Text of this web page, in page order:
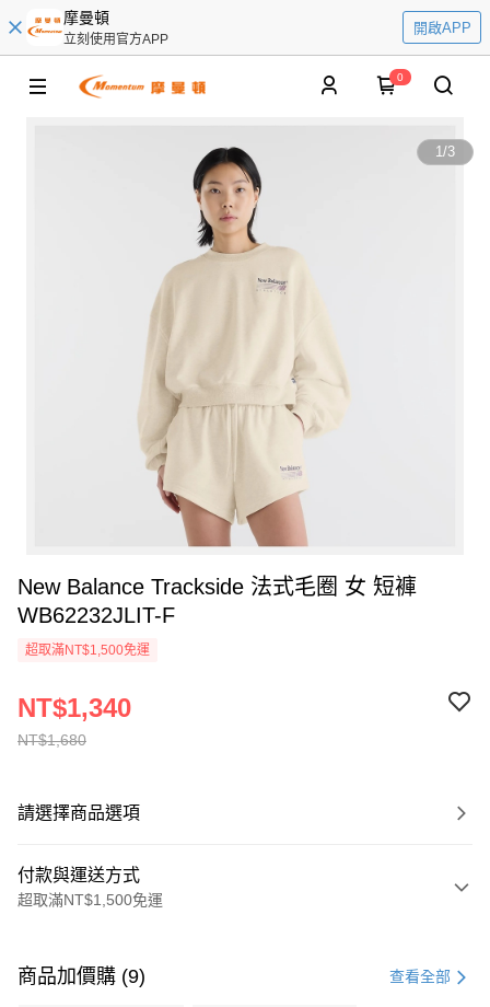
摩曼頓
立刻使用官方APP
開啟APP
0
1/3
New Balance Trackside 法式毛圈 女 短褲
WB62232JLIT-F
超取滿NT$1,500免運
NT$1,680
NT$1,340
請選擇商品選項
付款與運送方式
超取滿NT$1,500免運
信用卡一次付款
商品加價購 (9) 查看全部